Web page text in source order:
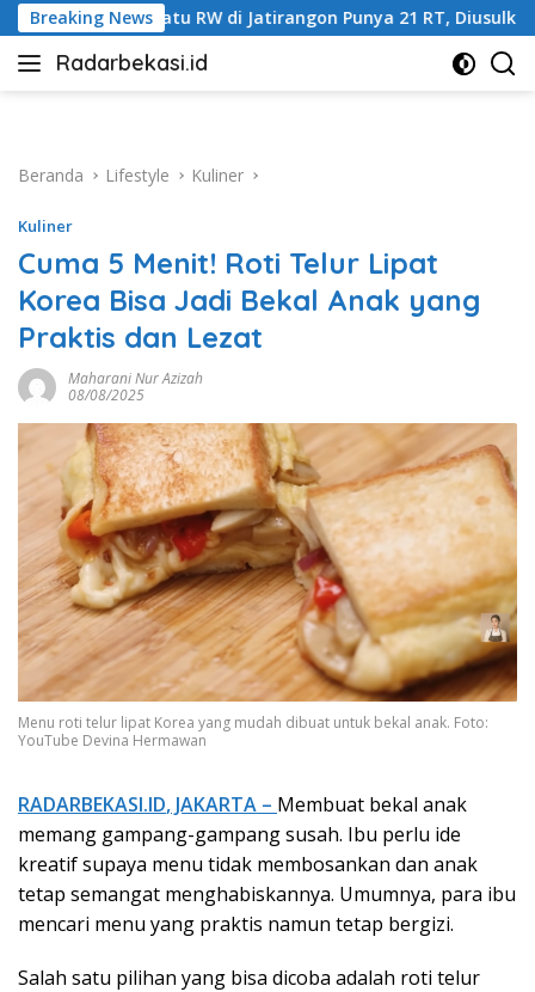
Langsung
ke
konten
Breaking NewsPunya 21 RT, Diusulkan Mekar Jadi Tiga
Radarbekasi.id
Berita
Beranda
Lifestyle Kuliner
Kuliner
Cuma 5 Menit! Roti Telur Lipat
Korea Bisa Jadi Bekal Anak yang
Praktis dan Lezat
Maharani Nur Azizah
08/08/2025
Menu roti telur lipat Korea yang mudah dibuat untuk bekal anak. Foto:
YouTube Devina Hermawan
RADARBEKASI.ID, JAKARTA – Membuat bekal anak
memang gampang-gampang susah. Ibu perlu ide
kreatif supaya menu tidak membosankan dan anak
tetap semangat menghabiskannya. Umumnya, para ibu
mencari menu yang praktis namun tetap bergizi.
Salah satu pilihan yang bisa dicoba adalah roti telur